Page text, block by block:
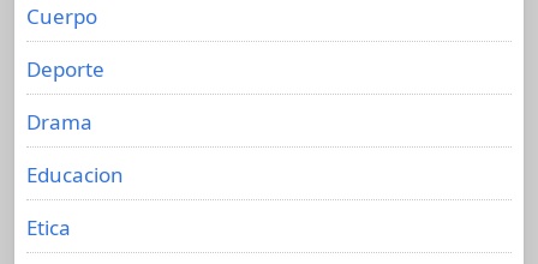
Cuerpo
Deporte
Drama
Educacion
Etica